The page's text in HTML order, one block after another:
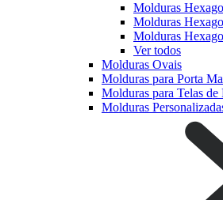
Molduras
Molduras
Molduras
Ver todos
Molduras Ovais
Molduras para Porta
Molduras para Telas de
Molduras